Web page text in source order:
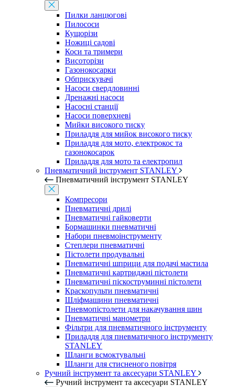
Пилки ланцюгові
Пилососи
Кущорізи
Ножиці садові
Коси та тримери
Висоторізи
Газонокосарки
Обприскувачі
Насоси свердловинні
Дренажні насоси
Насосні станції
Насоси поверхневі
Мийки високого тиску
Приладдя для мийок високого тиску
Приладдя для мото, електрокос та
газонокосарок
Приладдя для мото та електропил
Пневматичний інструмент STANLEY
Пневматичний інструмент STANLEY
Компресори
Пневматичні дрилі
Пневматичні гайковерти
Бормашинки пневматичні
Набори пневмоінструменту
Степлери пневматичні
Пістолети продувальні
Пневматичні шприци для подачі мастила
Пневматичні картриджні пістолети
Пневматичні піскоструминні пістолети
Краскопульти пневматичні
Шліфмашини пневматичні
Пневмопістолети для накачування шин
Пневматичні манометри
Фільтри для пневматичного інструменту
Приладдя для пневматичного інструменту
STANLEY
Шланги всмоктувальні
Шланги для стисненого повітря
Ручний інструмент та аксесуари STANLEY
Ручний інструмент та аксесуари STANLEY